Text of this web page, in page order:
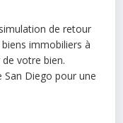
de retour
immobiliers à
votre bien.
San Diego pour une